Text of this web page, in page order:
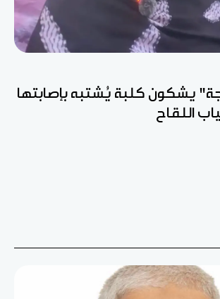
يشكون كلبة يُشتبه بإصابتها
اللقاح